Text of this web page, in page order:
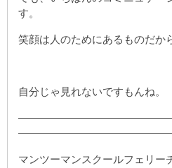
す。
笑顔は人のためにあるものだか
自分じゃ見れないですもんね。
マンツーマンスクールフェリー